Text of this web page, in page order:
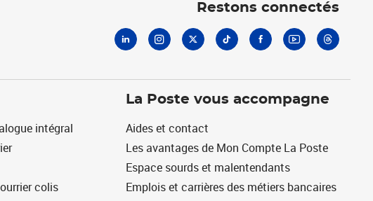
Restons connectés
intégral
colis
La Poste vous accompagne
Aides et contact
Les avantages de Mon Compte La Poste
Espace sourds et malentendants
Emplois et carrières des métiers bancaires